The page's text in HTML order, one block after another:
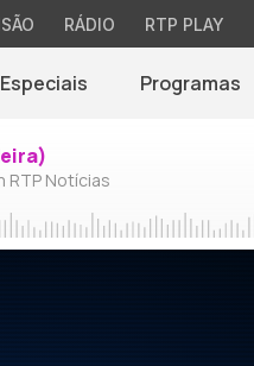
RÁDIO RTP PLAY
Especiais Programas
RTP Notícias